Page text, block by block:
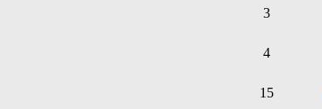
3
4
15